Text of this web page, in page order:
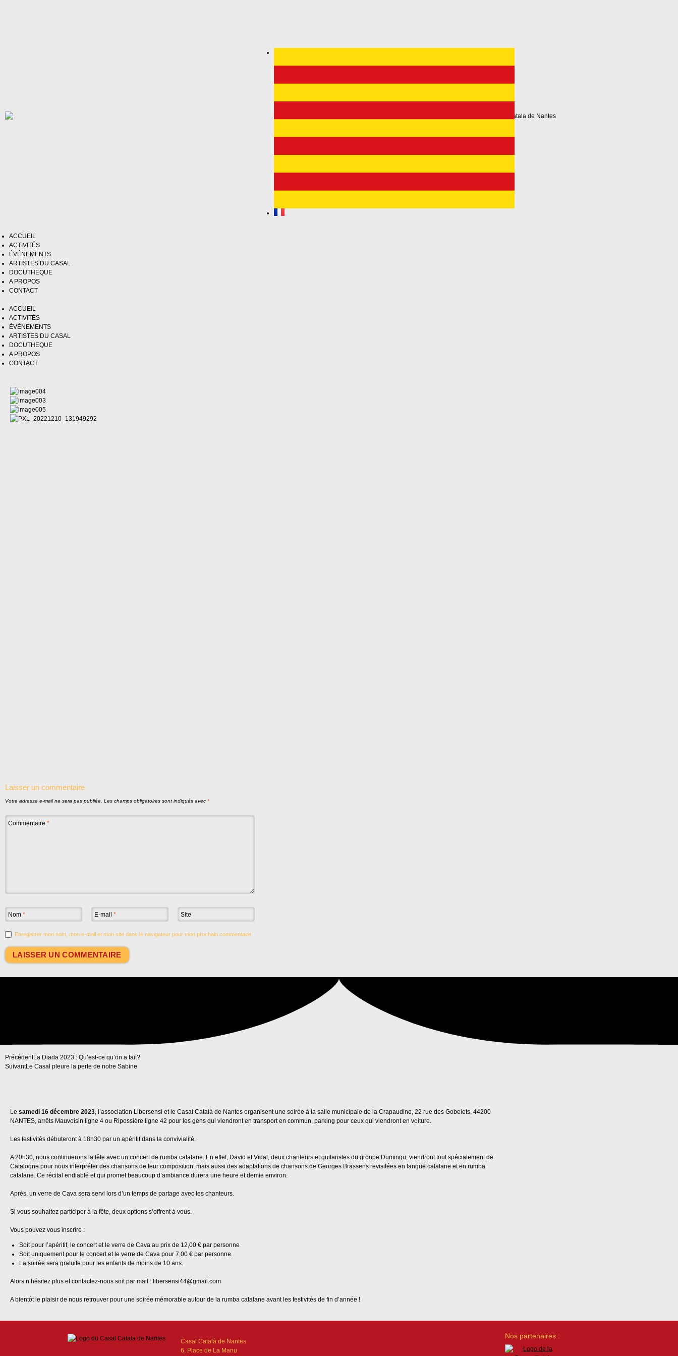
ACCUEIL
ACTIVITÉS
ÉVÉNEMENTS
ARTISTES DU CASAL
DOCUTHEQUE
A PROPOS
CONTACT
ACCUEIL
ACTIVITÉS
ÉVÉNEMENTS
ARTISTES DU CASAL
DOCUTHEQUE
A PROPOS
CONTACT
Laisser un commentaire
Votre adresse e-mail ne sera pas publiée. Les champs obligatoires sont indiqués avec *
Commentaire *
Nom * E-mail * Site
Enregistrer mon nom, mon e-mail et mon site dans le navigateur pour mon prochain commentaire.
PrécédentLa Diada 2023 : Qu’est-ce qu’on a fait?
SuivantLe Casal pleure la perte de notre Sabine
Le samedi 16 décembre 2023 , l’association Libersensi et le Casal Català de Nantes organisent une soirée à la salle municipale de la Crapaudine, 22 rue des Gobelets, 44200
NANTES, arrêts Mauvoisin ligne 4 ou Ripossière ligne 42 pour les gens qui viendront en transport en commun, parking pour ceux qui viendront en voiture.
Les festivités débuteront à 18h30 par un apéritif dans la convivialité.
A 20h30, nous continuerons la fête avec un concert de rumba catalane. En effet, David et Vidal, deux chanteurs et guitaristes du groupe Dumingu, viendront tout spécialement de
Catalogne pour nous interpréter des chansons de leur composition, mais aussi des adaptations de chansons de Georges Brassens revisitées en langue catalane et en rumba
catalane. Ce récital endiablé et qui promet beaucoup d’ambiance durera une heure et demie environ.
Après, un verre de Cava sera servi lors d’un temps de partage avec les chanteurs.
Si vous souhaitez participer à la fête, deux options s’offrent à vous.
Vous pouvez vous inscrire :
Soit pour l’apéritif, le concert et le verre de Cava au prix de 12,00 € par personne
Soit uniquement pour le concert et le verre de Cava pour 7,00 € par personne.
La soirée sera gratuite pour les enfants de moins de 10 ans.
Alors n’hésitez plus et contactez-nous soit par mail : libersensi44@gmail.com
A bientôt le plaisir de nous retrouver pour une soirée mémorable autour de la rumba catalane avant les festivités de fin d’année !
Casal Català de Nantes
6, Place de La Manu
Nos partenaires :